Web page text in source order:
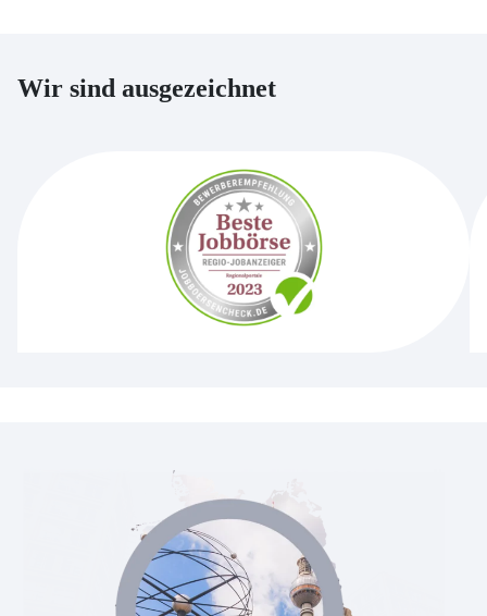
Wir sind ausgezeichnet